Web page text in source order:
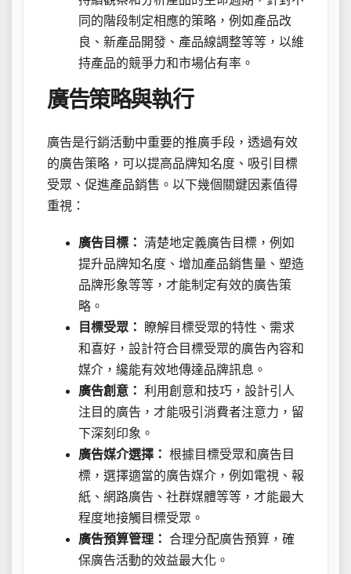
同的階段制定相應的策略，例如產品改
良、新產品開發、產品線調整等等，以維
持產品的競爭力和市場佔有率。
廣告策略與執行
廣告是行銷活動中重要的推廣手段，透過有效
的廣告策略，可以提高品牌知名度、吸引目標
受眾、促進產品銷售。以下幾個關鍵因素值得
重視：
廣告目標： 清楚地定義廣告目標，例如
提升品牌知名度、增加產品銷售量、塑造
品牌形象等等，才能制定有效的廣告策
略。
目標受眾：
瞭解目標受眾的特性、需求
和喜好，設計符合目標受眾的廣告內容和
媒介，纔能有效地傳達品牌訊息。
廣告創意： 利用創意和技巧，設計引人
注目的廣告，才能吸引消費者注意力，留
下深刻印象。
廣告媒介選擇： 根據目標受眾和廣告目
標，選擇適當的廣告媒介，例如電視、報
紙、網路廣告、社群媒體等等，才能最大
程度地接觸目標受眾。
廣告預算管理： 合理分配廣告預算，確
保廣告活動的效益最大化。